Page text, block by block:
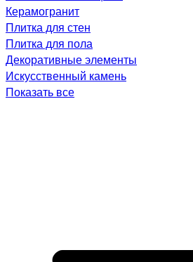
Керамогранит
Плитка для стен
Плитка для пола
Декоративные элементы
Искусственный камень
Показать все